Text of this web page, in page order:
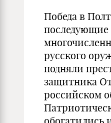
Победа в
последующие
русского
подняли
защитника
российском